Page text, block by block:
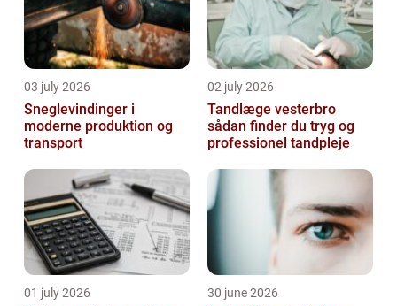
03 july 2026
Sneglevindinger i
moderne produktion og
transport
02 july 2026
Tandlæge vesterbro
sådan finder du tryg og
professionel tandpleje
01 july 2026 30 june 2026